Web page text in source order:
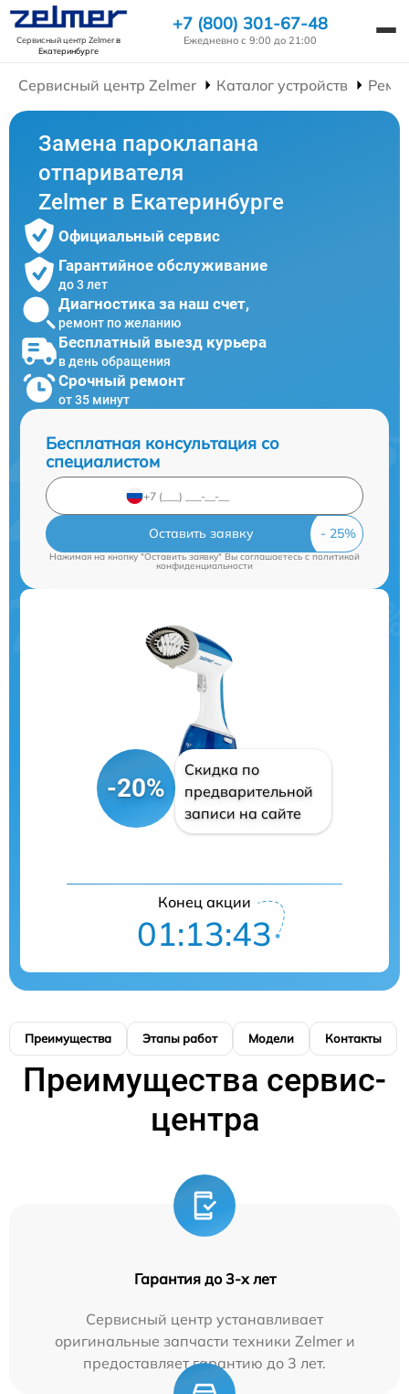
Сервисный центр Zelmerв
Екатеринбурге
+7 (800) 301-67-48
Ежедневно с 9:00 до 21:00
Сервисный центр Zelmer Каталог устройств
Замена пароклапана
отпаривателя
Zelmer в Екатеринбурге
Официальный сервис
Гарантийное обслуживание
до 3 лет
Диагностика за наш счет,
ремонт по желанию
Бесплатный выезд курьера
в день обращения
Срочный ремонт
от 35 минут
Бесплатная консультация со
специалистом
Оставить заявку
Нажимая на кнопку "Оставить заявку" Вы соглашаетесь c политикой
конфиденциальности
-20%
Скидка по
предварительной
записи на сайте
Конец акции
01:13:42
Преимущества Этапы работ Модели Контакты
Преимущества сервис-
центра
Гарантия до 3-х лет
Сервисный центр устанавливает
оригинальные запчасти техники Zelmer и
предоставляет гарантию до 3 лет.